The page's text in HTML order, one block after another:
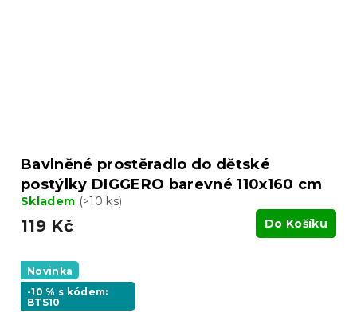
Bavlněné prostěradlo do dětské
postýlky DIGGERO barevné 110x160 cm
Skladem (>10 ks)
119 Kč Do Košíku
Novinka
-10 % s kódem:
BTS10